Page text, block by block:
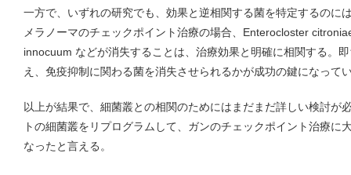
一方で、いずれの研究でも、効果と逆相関する菌を特定するのに
メラノーマのチェックポイント治療の場合、Enterocloster
innocuum などが消失することは、治療効果と明確に相関する。
え、免疫抑制に関わる菌を消失させられるかが成功の鍵になって
以上が結果で、細菌叢との相関のためにはまだまだ詳しい検討が
トの細菌叢をリプログラムして、ガンのチェックポイント治療に
なったと言える。